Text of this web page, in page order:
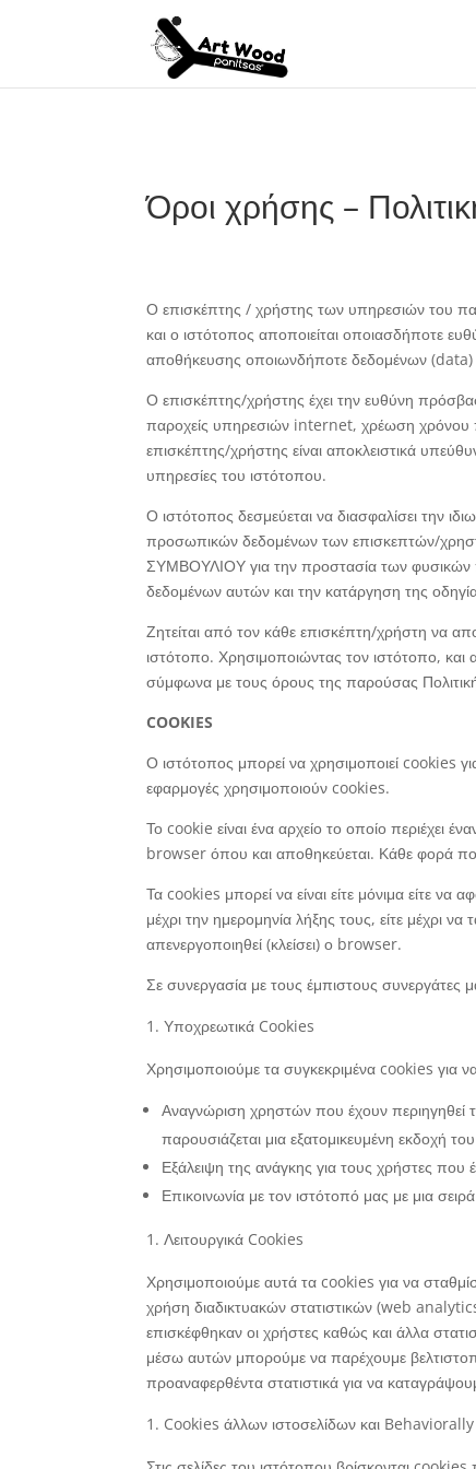
Όροι χρήσης –
Ο επισκέπτης / χρήστης των υπηρεσιών του
και ο ιστότοπος αποποιείται οποιασδήποτε
αποθήκευσης οποιωνδήποτε δεδομένων
Ο επισκέπτης/χρήστης έχει την ευθύνη
παροχείς υπηρεσιών internet, χρέωση χρόνου
επισκέπτης/χρήστης είναι αποκλειστικά
υπηρεσίες του ιστότοπου.
Ο ιστότοπος δεσμεύεται να διασφαλίσει την
προσωπικών δεδομένων των επισκεπτών/
ΣΥΜΒΟΥΛΙΟΥ για την προστασία των φυσικών
δεδομένων αυτών και την κατάργηση της
Ζητείται από τον κάθε επισκέπτη/χρήστη να
ιστότοπο. Χρησιμοποιώντας τον ιστότοπο,
σύμφωνα με τους όρους της παρούσας
COOKIES
Ο ιστότοπος μπορεί να χρησιμοποιεί cookies
εφαρμογές χρησιμοποιούν cookies.
Το cookie είναι ένα αρχείο το οποίο περιέχει
browser όπου και αποθηκεύεται. Κάθε φορά
Τα cookies μπορεί να είναι είτε μόνιμα είτε
μέχρι την ημερομηνία λήξης τους, είτε μέχρι
απενεργοποιηθεί (κλείσει) ο browser.
Σε συνεργασία με τους έμπιστους
Υποχρεωτικά Cookies
Χρησιμοποιούμε τα συγκεκριμένα cookies για
Αναγνώριση χρηστών που έχουν περιηγηθεί
παρουσιάζεται μια εξατομικευμένη εκδοχή
Εξάλειψη της ανάγκης για τους χρήστες που
Επικοινωνία με τον ιστότοπό μας με μια
Λειτουργικά Cookies
Χρησιμοποιούμε αυτά τα cookies για να
χρήση διαδικτυακών στατιστικών (web
επισκέφθηκαν οι χρήστες καθώς και άλλα
μέσω αυτών μπορούμε να παρέχουμε
προαναφερθέντα στατιστικά για να
Cookies άλλων ιστοσελίδων και